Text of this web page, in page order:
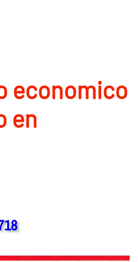
economico
en